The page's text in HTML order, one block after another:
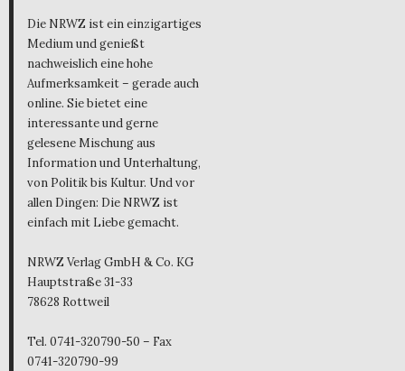
Die NRWZ ist ein einzigartiges
Medium und genießt
nachweislich eine hohe
Aufmerksamkeit – gerade auch
online. Sie bietet eine
interessante und gerne
gelesene Mischung aus
Information und Unterhaltung,
von Politik bis Kultur. Und vor
allen Dingen: Die NRWZ ist
einfach mit Liebe gemacht.
NRWZ Verlag GmbH & Co. KG
Hauptstraße 31-33
78628 Rottweil
Tel. 0741-320790-50 – Fax
0741-320790-99